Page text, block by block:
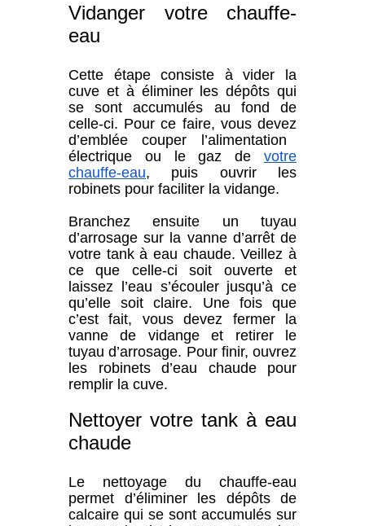
Vidanger votre chauffe-
eau
Cette étape consiste à vider la
cuve et à éliminer les dépôts qui
se sont accumulés au fond de
celle-ci. Pour ce faire, vous devez
d’emblée couper l’alimentation
électrique ou le gaz de votre
chauffe-eau, puis ouvrir les
robinets pour faciliter la vidange.
Branchez ensuite un tuyau
d’arrosage sur la vanne d’arrêt de
votre tank à eau chaude. Veillez à
ce que celle-ci soit ouverte et
laissez l’eau s’écouler jusqu’à ce
qu’elle soit claire. Une fois que
c’est fait, vous devez fermer la
vanne de vidange et retirer le
tuyau d’arrosage. Pour finir, ouvrez
les robinets d’eau chaude pour
remplir la cuve.
Nettoyer votre tank à eau
chaude
Le nettoyage du chauffe-eau
permet d’éliminer les dépôts de
calcaire qui se sont accumulés sur